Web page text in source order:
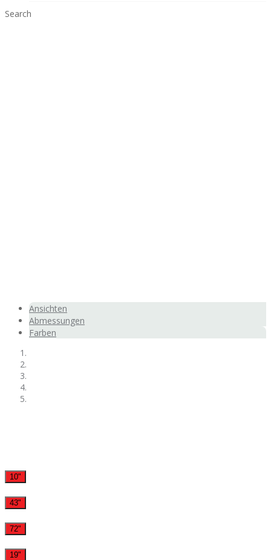
Search
Ansichten
Abmessungen
Farben
10"
43"
72"
19"